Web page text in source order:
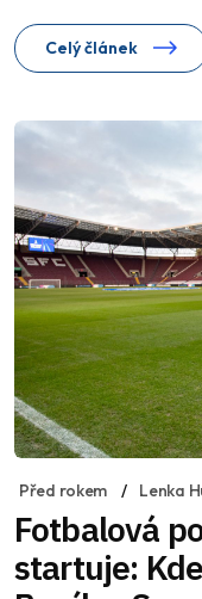
Celý článek
Před rokem Lenka
Fotbalová
startuje: